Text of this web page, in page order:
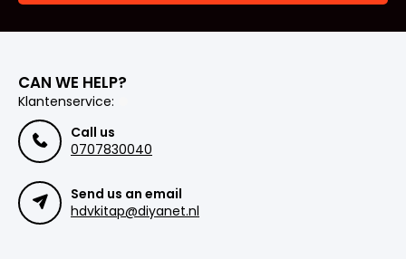
CAN WE HELP?
Klantenservice:
Call us
0707830040
Send us an email
hdvkitap@diyanet.nl